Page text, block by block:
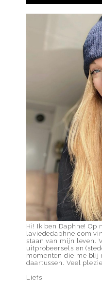
Hi! Ik ben Daphne! Op
laviededaphne.com
staan van mijn leven.
uitprobeersels en
momenten die me blij
daartussen. Veel
Liefs!